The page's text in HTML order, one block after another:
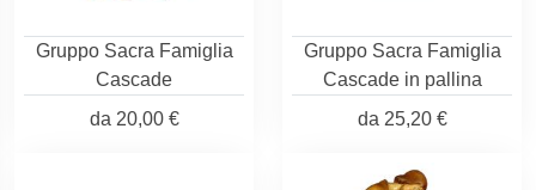
Gruppo Sacra Famiglia
Cascade
da 20,00 €
Gruppo Sacra Famiglia
Cascade in pallina
da 25,20 €